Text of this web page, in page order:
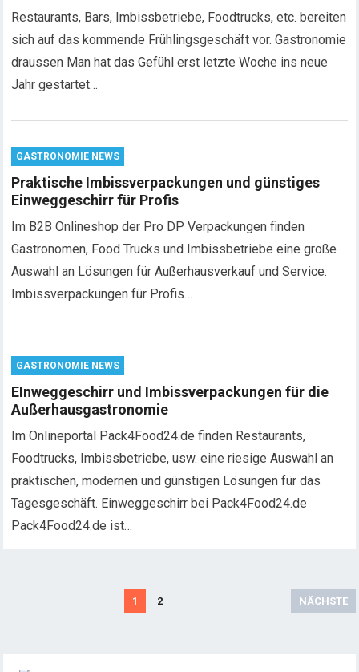
Restaurants, Bars, Imbissbetriebe, Foodtrucks, etc. bereiten
sich auf das kommende Frühlingsgeschäft vor. Gastronomie
draussen Man hat das Gefühl erst letzte Woche ins neue
Jahr gestartet…
GASTRONOMIE NEWS
Praktische Imbissverpackungen und günstiges
Einweggeschirr für Profis
Im B2B Onlineshop der Pro DP Verpackungen finden
Gastronomen, Food Trucks und Imbissbetriebe eine große
Auswahl an Lösungen für Außerhausverkauf und Service.
Imbissverpackungen für Profis…
GASTRONOMIE NEWS
EInweggeschirr und Imbissverpackungen für die
Außerhausgastronomie
Im Onlineportal Pack4Food24.de finden Restaurants,
Foodtrucks, Imbissbetriebe, usw. eine riesige Auswahl an
praktischen, modernen und günstigen Lösungen für das
Tagesgeschäft. Einweggeschirr bei Pack4Food24.de
Pack4Food24.de ist…
1 2 NÄCHSTE